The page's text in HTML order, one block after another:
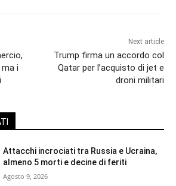
i
Next article
Trump firma un accordo col
Qatar per l’acquisto di jet e
droni militari
Attacchi incrociati tra Russia e Ucraina,
almeno 5 morti e decine di feriti
Agosto 9, 2026